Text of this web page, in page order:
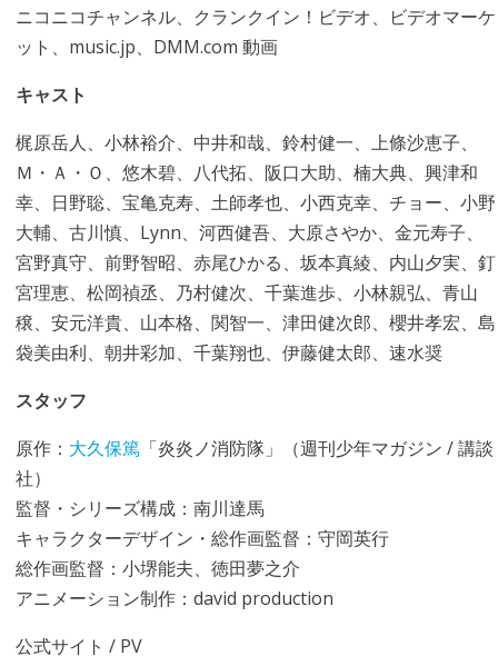
ニコニコチャンネル、クランクイン！ビデオ、ビデオマーケ
ット、music.jp、DMM.com 動画
キャスト
梶原岳人、小林裕介、中井和哉、鈴村健一、上條沙恵子、
Ｍ・Ａ・Ｏ、悠木碧、八代拓、阪口大助、楠大典、興津和
幸、日野聡、宝亀克寿、土師孝也、小西克幸、チョー、小野
大輔、古川慎、Lynn、河西健吾、大原さやか、金元寿子、
宮野真守、前野智昭、赤尾ひかる、坂本真綾、内山夕実、釘
宮理恵、松岡禎丞、乃村健次、千葉進歩、小林親弘、青山
穣、安元洋貴、山本格、関智一、津田健次郎、櫻井孝宏、島
袋美由利、朝井彩加、千葉翔也、伊藤健太郎、速水奨
スタッフ
原作： 大久保篤 「炎炎ノ消防隊」（週刊少年マガジン / 講談
社）
監督・シリーズ構成：南川達馬
キャラクターデザイン・総作画監督：守岡英行
総作画監督：小堺能夫、徳田夢之介
アニメーション制作：david production
公式サイト / PV